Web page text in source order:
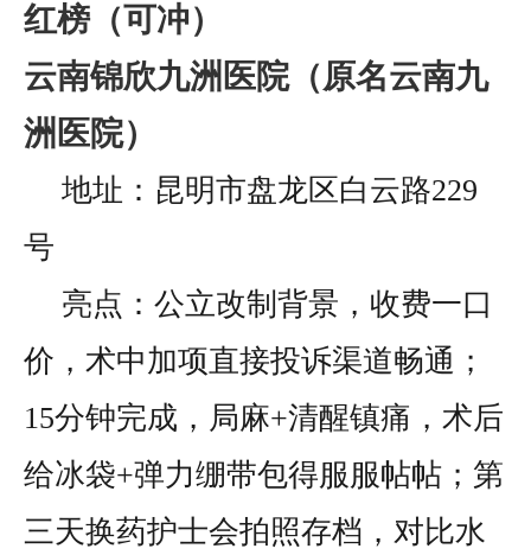
红榜（可冲）
云南锦欣九洲医院（原名云南九
洲医院）
地址：昆明市盘龙区白云路229
号
亮点：公立改制背景，收费一口
价，术中加项直接投诉渠道畅通；
15分钟完成，局麻+清醒镇痛，术后
给冰袋+弹力绷带包得服服帖帖；第
三天换药护士会拍照存档，对比水